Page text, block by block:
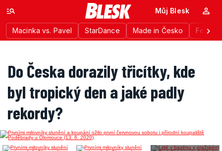
Macinka vs. Pavel StarDance Made in Česko
Můj Blesk
Do Česka dorazily třicítky, kde
byl tropický den a jaké padly
rekordy?